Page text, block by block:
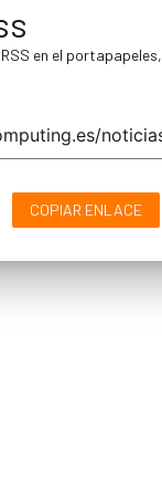
en el portapapeles,
COPIAR ENLACE